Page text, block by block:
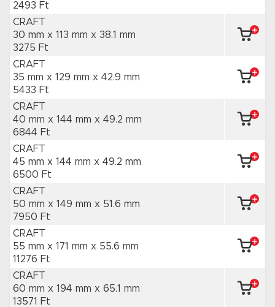
2493 Ft
CRAFT
30 mm x 113 mm x 38.1 mm
3275 Ft
CRAFT
35 mm x 129 mm x 42.9 mm
5433 Ft
CRAFT
40 mm x 144 mm x 49.2 mm
6844 Ft
CRAFT
45 mm x 144 mm x 49.2 mm
6500 Ft
CRAFT
50 mm x 149 mm x 51.6 mm
7950 Ft
CRAFT
55 mm x 171 mm x 55.6 mm
11276 Ft
CRAFT
60 mm x 194 mm x 65.1 mm
13571 Ft